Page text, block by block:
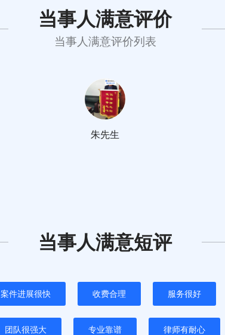
当事人满意评价
当事人满意评价列表
朱先生
当事人满意短评
案件进展很快 收费合理 服务很好
团队很强大 专业靠谱 律师有耐心